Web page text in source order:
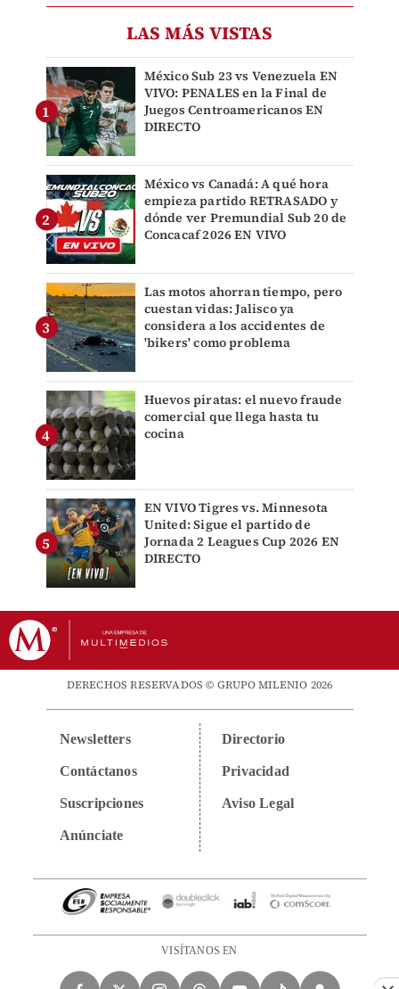
LAS MÁS VISTAS
México Sub 23 vs Venezuela EN
VIVO: PENALES en la Final de
Juegos Centroamericanos EN
DIRECTO
México vs Canadá: A qué hora
empieza partido RETRASADO y
dónde ver Premundial Sub 20 de
Concacaf 2026 EN VIVO
Las motos ahorran tiempo, pero
cuestan vidas: Jalisco ya
considera a los accidentes de
'bikers' como problema
Huevos piratas: el nuevo fraude
comercial que llega hasta tu
cocina
EN VIVO Tigres vs. Minnesota
United: Sigue el partido de
Jornada 2 Leagues Cup 2026 EN
DIRECTO
DERECHOS RESERVADOS © GRUPO MILENIO 2026
Newsletters
Contáctanos
Suscripciones
Anúnciate
Directorio
Privacidad
Aviso Legal
VISÍTANOS EN